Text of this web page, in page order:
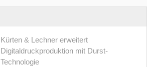
Kürten & Lechner erweitert
Digitaldruckproduktion mit Durst-
Technologie